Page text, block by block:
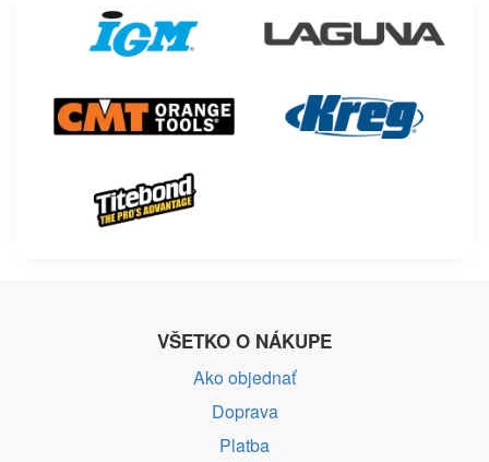
VŠETKO O NÁKUPE
Ako objednať
Doprava
Platba